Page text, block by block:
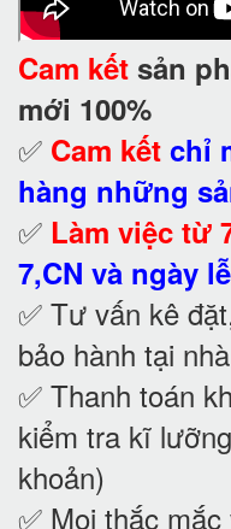
Cam kết sản
mới 100%
✅ Cam kết chỉ
hàng những
✅ Làm việc từ
7,CN và ngày lễ
✅ Tư vấn kê
bảo hành tại nhà
✅ Thanh toán
kiểm tra kĩ
khoản)
✅ Mọi thắc